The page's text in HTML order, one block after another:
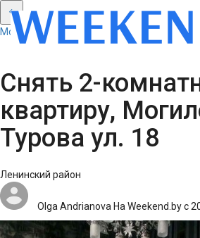
Могилёв: Смотреть все результаты
Снять 2-
квартиру,
Турова ул. 18
Ленинский район
Olga Andrianova На Weekend.by с